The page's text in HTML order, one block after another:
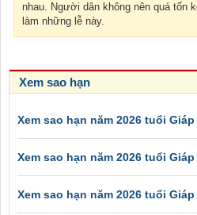
nhau. Người dân không nên quá tốn
làm những lễ này.
Xem sao hạn
Xem sao hạn năm 2026 tuổi Giáp
Xem sao hạn năm 2026 tuổi Giáp
Xem sao hạn năm 2026 tuổi